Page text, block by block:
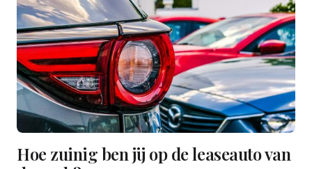
Hoe zuinig ben jij op de leaseauto van